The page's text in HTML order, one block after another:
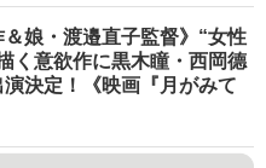
＆娘・渡邉直子監督》“女性
く意欲作に黒木瞳・西岡德
決定！《映画『月がみて